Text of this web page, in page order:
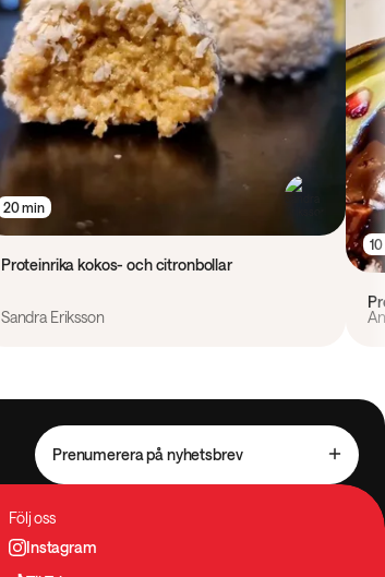
20 min
Proteinrika kokos- och citronbollar
Sandra Eriksson
Prenumerera på nyhetsbrev
Följ oss
Instagram